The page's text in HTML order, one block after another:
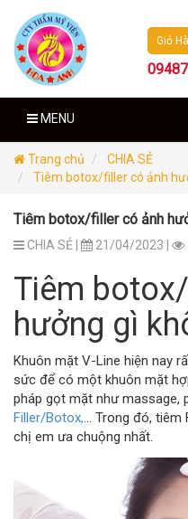
Giỏ
MENU
Trang chủ
CHIA SẺ
Tiêm botox/filler có ảnh
Tiêm botox/filler có ảnh
CHIA SẺ | 21/04/2023 |
Tiêm
hưởng gì
Khuôn mặt V-Line hiện nay
sức để có một khuôn mặt
pháp gọt mặt như massage,
Filler/Botox,… Trong đó, tiêm
chị em ưa chuộng nhất.